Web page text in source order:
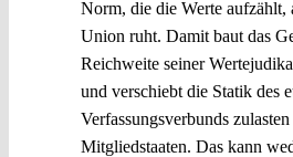
Norm, die die Werte aufzählt,
Union ruht. Damit baut das
Reichweite seiner
und verschiebt die Statik des
Verfassungsverbunds
Mitgliedstaaten. Das kann